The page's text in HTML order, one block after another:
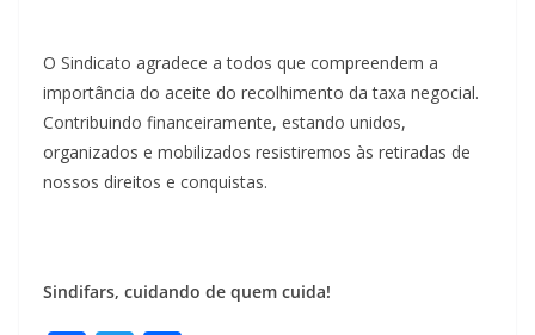
O Sindicato agradece a todos que compreendem a
importância do aceite do recolhimento da taxa negocial.
Contribuindo financeiramente, estando unidos,
organizados e mobilizados resistiremos às retiradas de
nossos direitos e conquistas.
Sindifars, cuidando de quem cuida!